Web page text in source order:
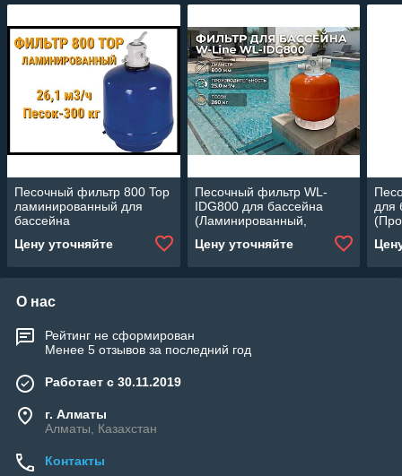
Песочный фильтр 800 Top
ламинированный для
бассейна
(Производительность 26,1
м3/ч)
Цену уточняйте
Песочный фильтр WL-
IDG800 для бассейна
(Ламинированный,
м3/ч, диаметр: 800 мм,
Цену уточняйте
для
О нас
Рейтинг не сформирован
Менее 5 отзывов за последний год
Работает с 30.11.2019
г. Алматы
Алматы, Казахстан
Контакты